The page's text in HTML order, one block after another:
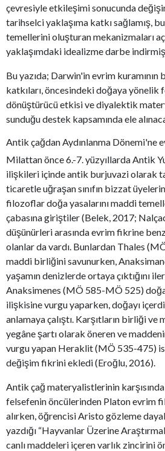
çevresiyle etkileşimi sonucunda
tarihselci yaklaşıma katkı sağlamış,
temellerini oluşturan mekanizmaları
yaklaşımdaki idealizme darbe
Bu yazıda; Darwin'in evrim
katkıları, öncesindeki doğaya yönelik
dönüştürücü etkisi ve diyalektik
sunduğu destek kapsamında ele
Antik çağdan Aydınlanma Dönemi'ne
Milattan önce 6.-7. yüzyıllarda Antik
ilişkileri içinde antik burjuvazi olarak
ticaretle uğraşan sınıfın bizzat
filozoflar doğa yasalarını maddi
çabasına giriştiler (Belek, 2017;
düşünürleri arasında evrim fikrine
olanlar da vardı. Bunlardan Thales
maddi birliğini savunurken,
yaşamın denizlerde ortaya çıktığını
Anaksimenes (MÖ 585-MÖ 525)
ilişkisine vurgu yaparken, doğayı
anlamaya çalıştı. Karşıtların birliği ve
yegâne şartı olarak öneren ve
vurgu yapan Heraklit (MÖ 535-475)
değişim fikrini ekledi (Eroğlu, 2016).
Antik çağ materyalistlerinin
felsefenin öncülerinden Platon evrim
alırken, öğrencisi Aristo gözleme
yazdığı “Hayvanlar Üzerine
canlı maddeleri içeren varlık zincirini